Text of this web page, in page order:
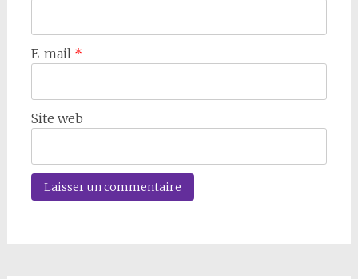
E-mail *
Site web